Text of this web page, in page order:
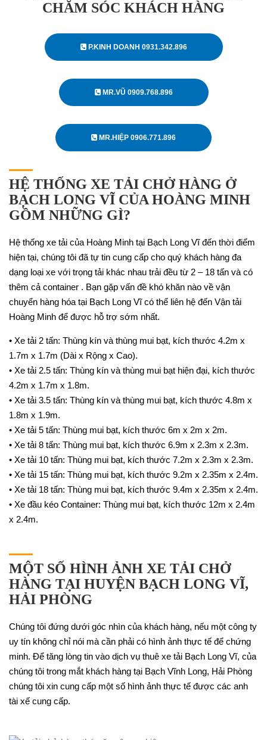
CHĂM SÓC KHÁCH HÀNG
P.KINH DOANH 0931.342.896
MR.VŨ 0909.768.896
MR.HIỆP 0906.771.896
HỆ THỐNG XE TẢI CHỞ HÀNG Ở
BẠCH LONG VĨ CỦA HOÀNG MINH
GỒM NHỮNG GÌ?
Hệ thống xe tải của Hoàng Minh tại Bạch Long Vĩ đến thời điểm
hiện tại, chúng tôi đã tự tin cung cấp cho quý khách hàng đa
dạng loại xe với trọng tải khác nhau trải đều từ 2 – 18 tấn và có
thêm cả container . Bạn gặp vấn đề khó khăn nào về vận
chuyển hàng hóa tại Bạch Long Vĩ có thể liên hệ đến Vận tải
Hoàng Minh để được hỗ trợ sớm nhất.
• Xe tải 2 tấn: Thùng kín và thùng mui bạt, kích thước 4.2m x
1.7m x 1.7m (Dài x Rộng x Cao).
• Xe tải 2.5 tấn: Thùng kín và thùng mui bạt hiện đại, kích thước
4.2m x 1.7m x 1.8m.
• Xe tải 3.5 tấn: Thùng kín và thùng mui bạt, kích thước 4.8m x
1.8m x 1.9m.
• Xe tải 5 tấn: Thùng mui bạt, kích thước 6m x 2m x 2m.
• Xe tải 8 tấn: Thùng mui bạt, kích thước 6.9m x 2.3m x 2.3m.
• Xe tải 10 tấn: Thùng mui bạt, kích thước 7.2m x 2.3m x 2.3m.
• Xe tải 15 tấn: Thùng mui bạt, kích thước 9.2m x 2.35m x 2.4m.
• Xe tải 18 tấn: Thùng mui bạt, kích thước 9.4m x 2.35m x 2.4m.
• Xe đầu kéo Container: Thùng mui bạt, kích thước 12m x 2.4m
x 2.4m.
MỘT SỐ HÌNH ẢNH XE TẢI CHỞ
HÀNG TẠI HUYỆN BẠCH LONG VĨ,
HẢI PHÒNG
Chúng tôi đứng dưới góc nhìn của khách hàng, nếu một công ty
uy tín không chỉ nói mà cần phải có hình ảnh thực tế để chứng
minh. Để tăng lòng tin vào dịch vụ thuê xe tải Bạch Long Vĩ, của
chúng tôi trong mắt khách hàng tại Bạch Vĩnh Long, Hải Phòng
chúng tôi xin cung cấp một số hình ảnh thực tế được các anh
tài xế cung cấp.